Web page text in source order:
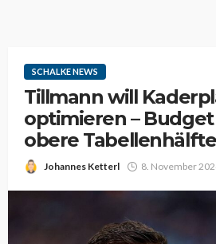
SCHALKE NEWS
Tillmann will
optimieren –
obere
Johannes Ketterl 8. November